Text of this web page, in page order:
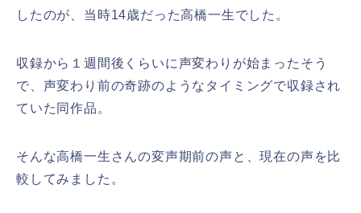
したのが、当時14歳だった高橋一生でした。
収録から１週間後くらいに声変わりが始まったそう
で、声変わり前の奇跡のようなタイミングで収録され
ていた同作品。
そんな高橋一生さんの変声期前の声と、現在の声を比
較してみました。